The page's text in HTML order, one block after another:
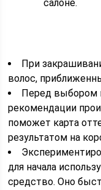
салоне.
При
волос,
Перед выбором
рекомендации
поможет карта
результатом на
для начала
средство. Оно